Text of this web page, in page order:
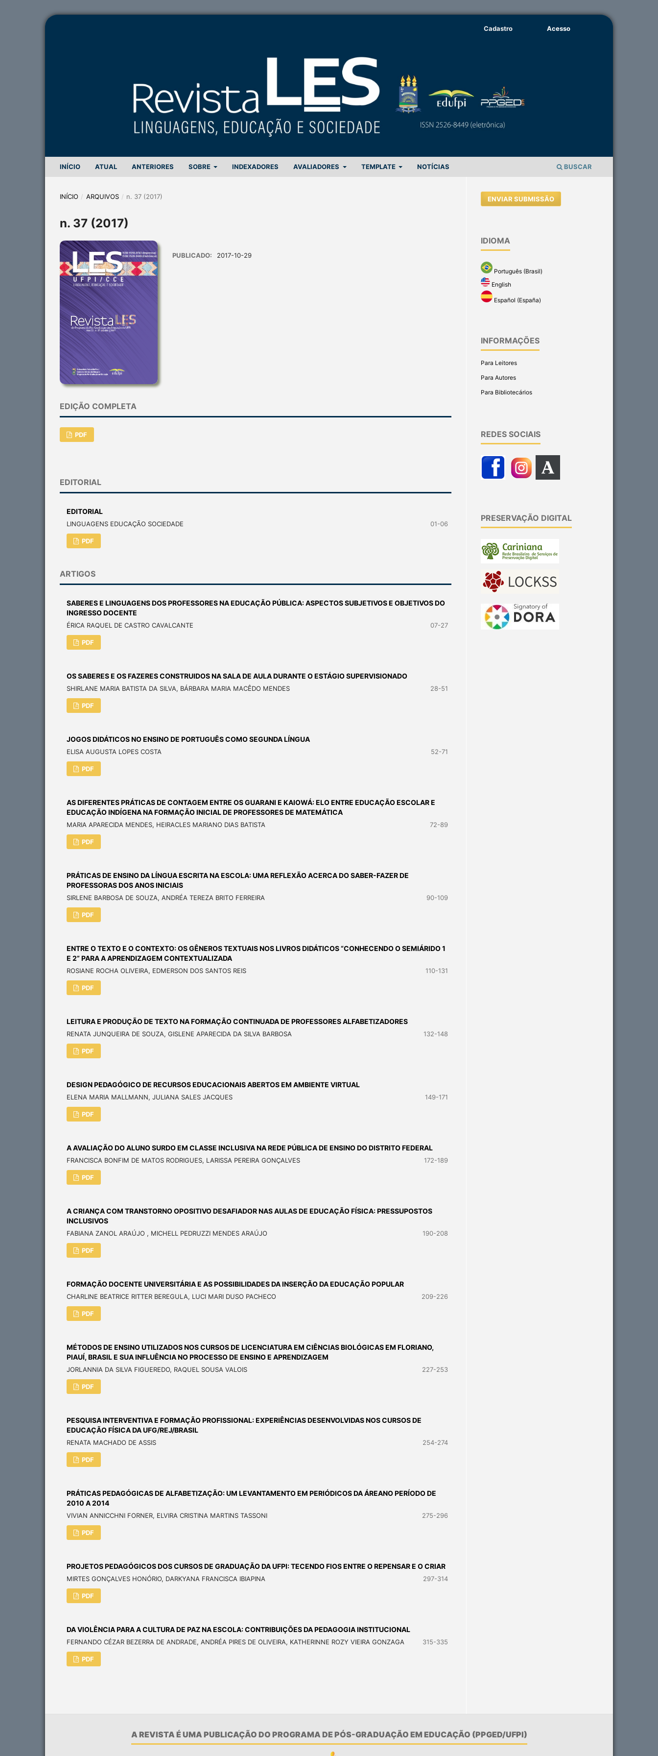
INÍCIO ATUAL ANTERIORES SOBRE INDEXADORES AVALIADORES TEMPLATE NOTÍCIAS BUSCAR
Cadastro Acesso
INÍCIO / ARQUIVOS / n. 37 (2017)
n. 37 (2017)
PUBLICADO: 2017-10-29
EDIÇÃO COMPLETA
PDF
EDITORIAL
EDITORIAL
LINGUAGENS EDUCAÇÃO SOCIEDADE 01-06
PDF
ARTIGOS
SABERES E LINGUAGENS DOS PROFESSORES NA EDUCAÇÃO PÚBLICA: ASPECTOS SUBJETIVOS E OBJETIVOS DO
INGRESSO DOCENTE
ÉRICA RAQUEL DE CASTRO CAVALCANTE 07-27
PDF
OS SABERES E OS FAZERES CONSTRUIDOS NA SALA DE AULA DURANTE O ESTÁGIO SUPERVISIONADO
SHIRLANE MARIA BATISTA DA SILVA, BÁRBARA MARIA MACÊDO MENDES 28-51
PDF
JOGOS DIDÁTICOS NO ENSINO DE PORTUGUÊS COMO SEGUNDA LÍNGUA
ELISA AUGUSTA LOPES COSTA 52-71
PDF
AS DIFERENTES PRÁTICAS DE CONTAGEM ENTRE OS GUARANI E KAIOWÁ: ELO ENTRE EDUCAÇÃO ESCOLAR E
EDUCAÇÃO INDÍGENA NA FORMAÇÃO INICIAL DE PROFESSORES DE MATEMÁTICA
MARIA APARECIDA MENDES, HEIRACLES MARIANO DIAS BATISTA 72-89
PDF
PRÁTICAS DE ENSINO DA LÍNGUA ESCRITA NA ESCOLA: UMA REFLEXÃO ACERCA DO SABER-FAZER DE
PROFESSORAS DOS ANOS INICIAIS
SIRLENE BARBOSA DE SOUZA, ANDRÉA TEREZA BRITO FERREIRA 90-109
PDF
ENTRE O TEXTO E O CONTEXTO: OS GÊNEROS TEXTUAIS NOS LIVROS DIDÁTICOS “CONHECENDO O SEMIÁRIDO 1
E 2” PARA A APRENDIZAGEM CONTEXTUALIZADA
ROSIANE ROCHA OLIVEIRA, EDMERSON DOS SANTOS REIS 110-131
PDF
LEITURA E PRODUÇÃO DE TEXTO NA FORMAÇÃO CONTINUADA DE PROFESSORES ALFABETIZADORES
RENATA JUNQUEIRA DE SOUZA, GISLENE APARECIDA DA SILVA BARBOSA 132-148
PDF
DESIGN PEDAGÓGICO DE RECURSOS EDUCACIONAIS ABERTOS EM AMBIENTE VIRTUAL
ELENA MARIA MALLMANN, JULIANA SALES JACQUES 149-171
PDF
A AVALIAÇÃO DO ALUNO SURDO EM CLASSE INCLUSIVA NA REDE PÚBLICA DE ENSINO DO DISTRITO FEDERAL
FRANCISCA BONFIM DE MATOS RODRIGUES, LARISSA PEREIRA GONÇALVES 172-189
PDF
A CRIANÇA COM TRANSTORNO OPOSITIVO DESAFIADOR NAS AULAS DE EDUCAÇÃO FÍSICA: PRESSUPOSTOS
INCLUSIVOS
FABIANA ZANOL ARAÚJO , MICHELL PEDRUZZI MENDES ARAÚJO 190-208
PDF
FORMAÇÃO DOCENTE UNIVERSITÁRIA E AS POSSIBILIDADES DA INSERÇÃO DA EDUCAÇÃO POPULAR
CHARLINE BEATRICE RITTER BEREGULA, LUCI MARI DUSO PACHECO 209-226
PDF
MÉTODOS DE ENSINO UTILIZADOS NOS CURSOS DE LICENCIATURA EM CIÊNCIAS BIOLÓGICAS EM FLORIANO,
PIAUÍ, BRASIL E SUA INFLUÊNCIA NO PROCESSO DE ENSINO E APRENDIZAGEM
JORLANNIA DA SILVA FIGUEREDO, RAQUEL SOUSA VALOIS 227-253
PDF
PESQUISA INTERVENTIVA E FORMAÇÃO PROFISSIONAL: EXPERIÊNCIAS DESENVOLVIDAS NOS CURSOS DE
EDUCAÇÃO FÍSICA DA UFG/REJ/BRASIL
RENATA MACHADO DE ASSIS 254-274
PDF
PRÁTICAS PEDAGÓGICAS DE ALFABETIZAÇÃO: UM LEVANTAMENTO EM PERIÓDICOS DA ÁREANO PERÍODO DE
2010 A 2014
VIVIAN ANNICCHNI FORNER, ELVIRA CRISTINA MARTINS TASSONI 275-296
PDF
PROJETOS PEDAGÓGICOS DOS CURSOS DE GRADUAÇÃO DA UFPI: TECENDO FIOS ENTRE O REPENSAR E O CRIAR
MIRTES GONÇALVES HONÓRIO, DARKYANA FRANCISCA IBIAPINA 297-314
PDF
DA VIOLÊNCIA PARA A CULTURA DE PAZ NA ESCOLA: CONTRIBUIÇÕES DA PEDAGOGIA INSTITUCIONAL
FERNANDO CÉZAR BEZERRA DE ANDRADE, ANDRÉA PIRES DE OLIVEIRA, KATHERINNE ROZY VIEIRA GONZAGA 315-335
PDF
ENVIAR SUBMISSÃO
IDIOMA
Português (Brasil)
English
Español (España)
INFORMAÇÕES
Para Leitores
Para Autores
Para Bibliotecários
REDES SOCIAIS
PRESERVAÇÃO DIGITAL
A REVISTA É UMA PUBLICAÇÃO DO PROGRAMA DE PÓS-GRADUAÇÃO EM EDUCAÇÃO (PPGED/UFPI)